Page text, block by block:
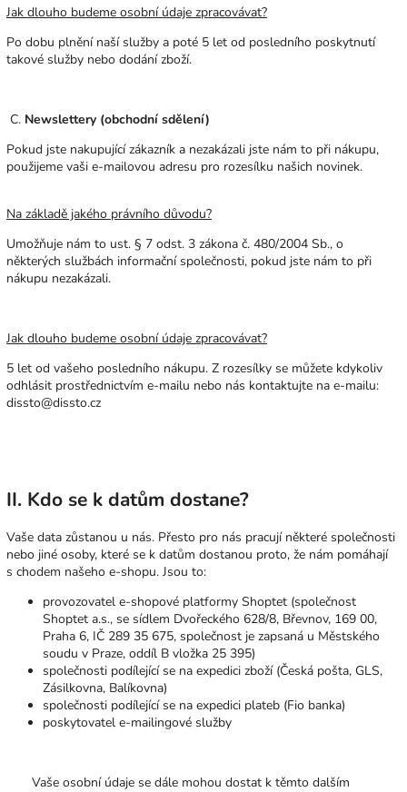
Jak dlouho budeme osobní údaje zpracovávat?
Po dobu plnění naší služby a poté 5 let od posledního poskytnutí
takové služby nebo dodání zboží.
C. Newslettery (obchodní sdělení)
Pokud jste nakupující zákazník a nezakázali jste nám to při nákupu,
použijeme vaši e-mailovou adresu pro rozesílku našich novinek.
Na základě jakého právního důvodu?
Umožňuje nám to ust. § 7 odst. 3 zákona č. 480/2004 Sb., o
některých službách informační společnosti, pokud jste nám to při
nákupu nezakázali.
Jak dlouho budeme osobní údaje zpracovávat?
5 let od vašeho posledního nákupu. Z rozesílky se můžete kdykoliv
odhlásit prostřednictvím e-mailu nebo nás kontaktujte na e-mailu:
dissto@dissto.cz
II. Kdo se k datům dostane?
Vaše data zůstanou u nás. Přesto pro nás pracují některé společnosti
nebo jiné osoby, které se k datům dostanou proto, že nám pomáhají
s chodem našeho e-shopu. Jsou to:
provozovatel e-shopové platformy Shoptet (společnost
Shoptet a.s., se sídlem Dvořeckého 628/8, Břevnov, 169 00,
Praha 6, IČ 289 35 675, společnost je zapsaná u Městského
soudu v Praze, oddíl B vložka 25 395)
společnosti podílející se na expedici zboží (Česká pošta, GLS,
Zásilkovna, Balíkovna)
společnosti podílející se na expedici plateb (Fio banka)
poskytovatel e-mailingové služby
Vaše osobní údaje se dále mohou dostat k těmto dalším